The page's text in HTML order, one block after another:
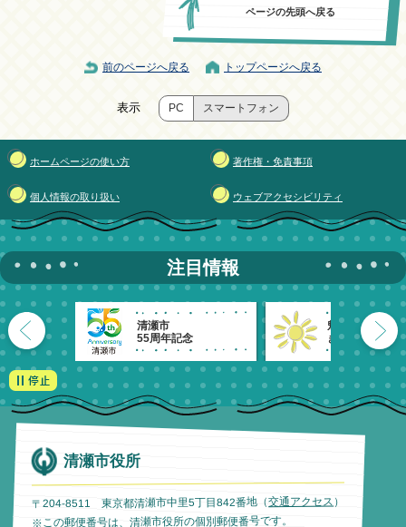
ページの先頭へ戻る
前のページへ戻る トップページへ戻る
表示 PC スマートフォン
ホームページの使い方 著作権・免責事項
個人情報の取り扱い ウェブアクセシビリティ
注目情報
清瀬市
55周年記念
魅力発信！
きよせのーと。
清瀬市役所
〒204-8511 東京都清瀬市中里5丁目842番地（交通アクセス ）
※この郵便番号は、清瀬市役所の個別郵便番号です。